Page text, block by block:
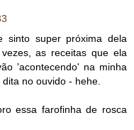
super próxima dela
as receitas que ela
'acontecendo' na minha
no ouvido - hehe.
essa farofinha de rosca